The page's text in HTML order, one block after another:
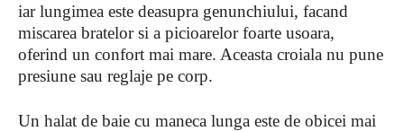
iar lungimea este deasupra genunchiului, facand
miscarea bratelor si a picioarelor foarte usoara,
oferind un confort mai mare. Aceasta croiala nu pune
presiune sau reglaje pe corp.
Un halat de baie cu maneca lunga este de obicei mai